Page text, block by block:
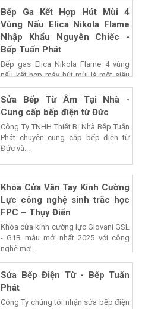
Bếp Ga Kết Hợp Hút Mùi 4
Vùng Nấu Elica Nikola Flame
Nhập Khẩu Nguyên Chiếc -
Bếp Tuấn Phát
Bếp gas Elica Nikola Flame 4 vùng
nấu kết hợp máy hút mùi là một siêu
phẩm của...
Sửa Bếp Từ Âm Tại Nhà -
Cung cấp bếp điện từ Đức
Công Ty TNHH Thiết Bị Nhà Bếp Tuấn
Phát chuyên cung cấp bếp điện từ
Đức và...
Khóa Cửa Vân Tay Kính Cường
Lực công nghệ sinh trắc học
FPC – Thụy Điển
Khóa cửa kính cường lực Giovani GSL
- G1B mẫu mới nhất 2025 với công
nghệ mở...
Sửa Bếp Điện Từ - Bếp Tuấn
Phát
Công Ty chúng tôi nhận sửa bếp điện